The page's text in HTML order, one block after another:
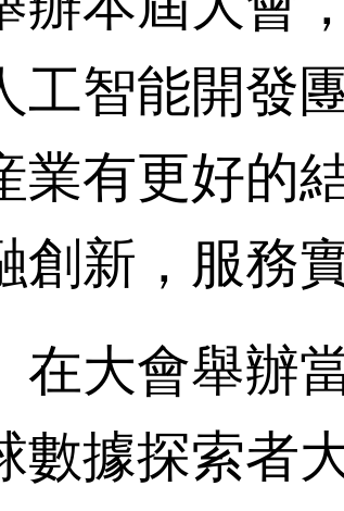
工智能開發
業有更好的
創新，服務
會舉辦當
數據探索者